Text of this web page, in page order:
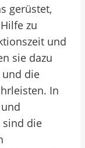
gerüstet,
zu
und
sie dazu
die
In
sind die